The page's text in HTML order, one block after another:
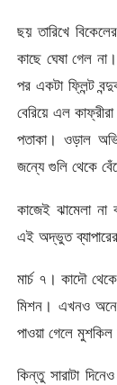
ছয় তারিখে
কাছে ঘেষা গেল
পর একটা ফ্লিন্ট
বেরিয়ে এল
পতাকা। ওড়াল
জন্যে গুলি থেকে
কাজেই ঝামেলা না
এই অদ্ভুত
মার্চ ৭। কাদৌ
মিশন। এখনও
পাওয়া গেলে মুশকিল
কিন্তু সারাটা